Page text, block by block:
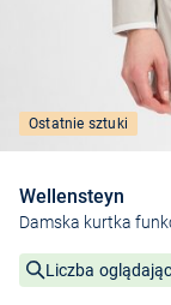
Ostatnie sztuki
Wellensteyn
Damska kurtka
Liczba